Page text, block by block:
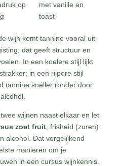
op
met vanille en
toast
wijn komt tannine vooral uit
dat geeft structuur en
In een koelere stijl lijkt
in een rijpere stijl
tannine sneller ronder door
wijnen naast elkaar en let
zoet fruit, frisheid (zuren)
alcohol. Dat vergelijkend
manieren om je
in een cursus wijnkennis.